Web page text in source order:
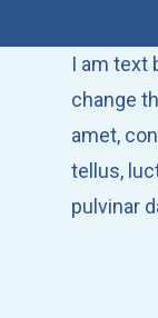
I am text
change
amet,
tellus,
pulvinar